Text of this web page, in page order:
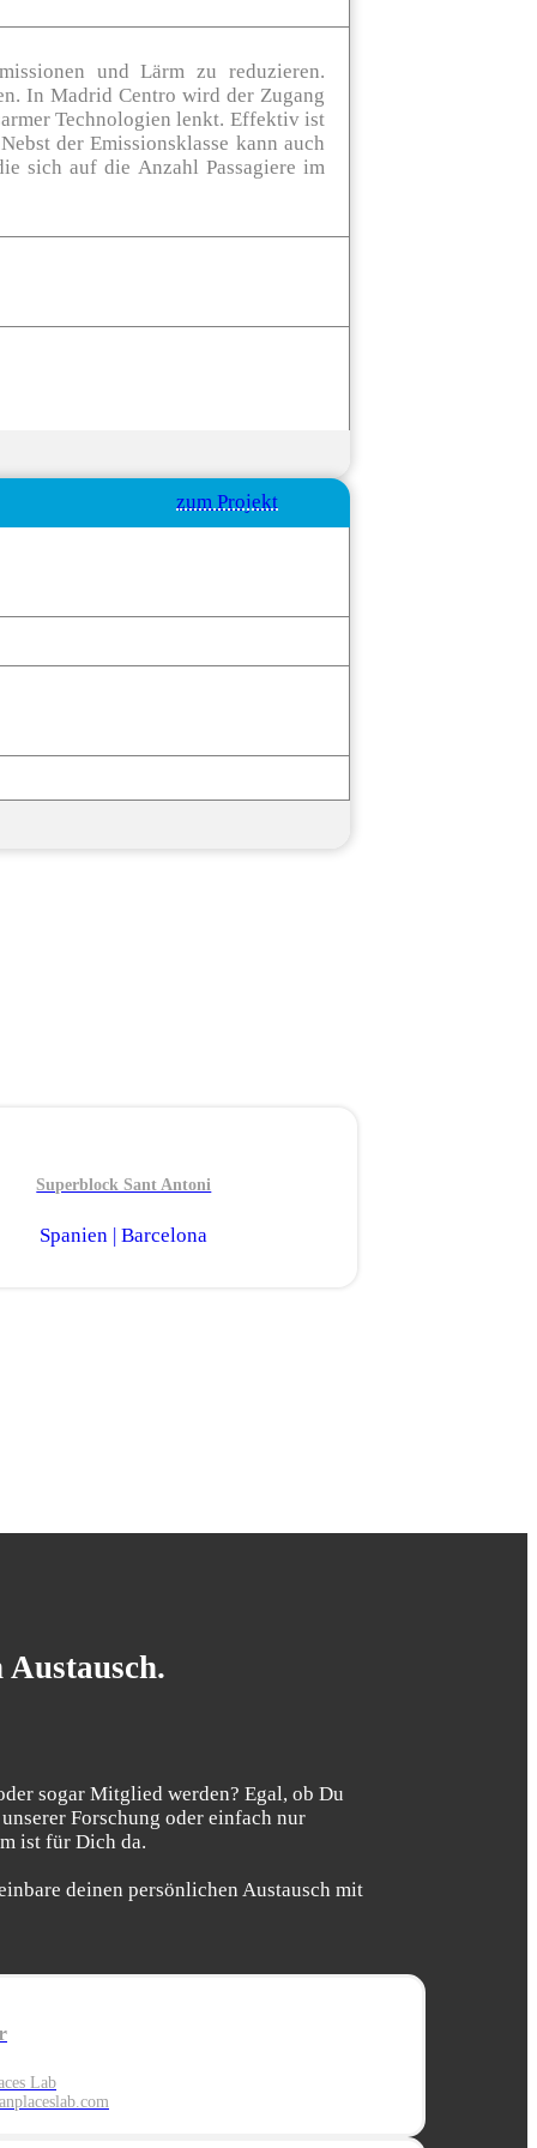
und Lärm zu reduzieren.
In Madrid Centro wird der Zugang
Technologien lenkt. Effektiv ist
der Emissionsklasse kann auch
sich auf die Anzahl Passagiere im
zum Projekt
Superblock Sant Antoni
Spanien | Barcelona
sogar Mitglied werden? Egal, ob Du
Forschung oder einfach nur
ist für Dich da.
deinen persönlichen Austausch mit
Lab